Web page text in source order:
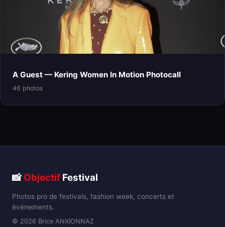
A Guest — Kering Women In Motion Photocall
46 photos
📸Objectif Festival
Photos pro de festivals, fashion week, concerts et
événements.
© 2026 Brice ANXIONNAZ